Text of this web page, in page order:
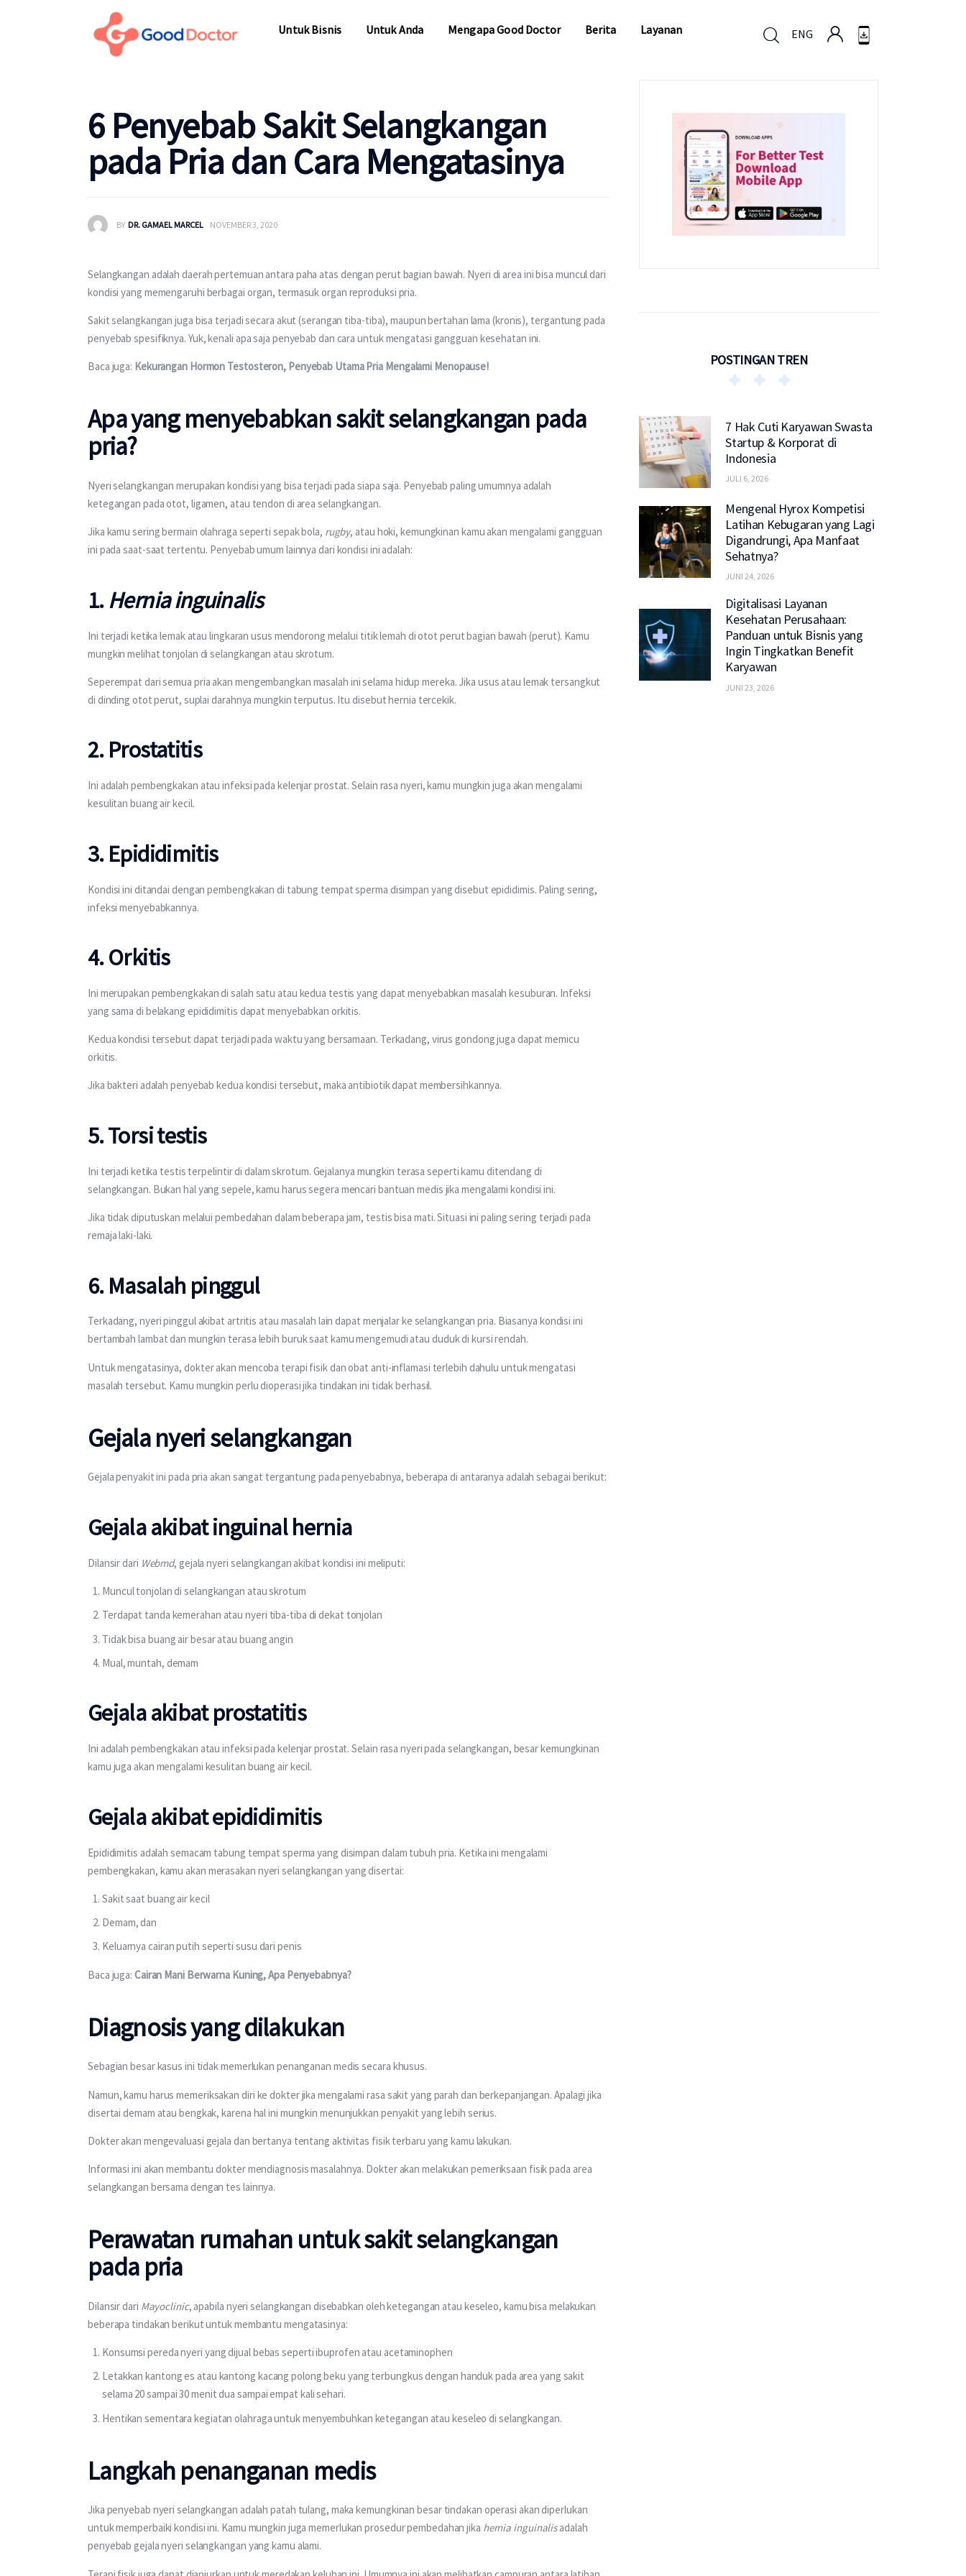
Untuk Bisnis Untuk Anda Mengapa Good Doctor Berita Layanan ENG
6 Penyebab Sakit Selangkangan
pada Pria dan Cara Mengatasinya
BY DR. GAMAEL MARCEL NOVEMBER 3, 2020
Selangkangan adalah daerah pertemuan antara paha atas dengan perut bagian bawah. Nyeri di area ini bisa muncul dari
kondisi yang memengaruhi berbagai organ, termasuk organ reproduksi pria.
Sakit selangkangan juga bisa terjadi secara akut (serangan tiba-tiba), maupun bertahan lama (kronis), tergantung pada
penyebab spesifiknya. Yuk, kenali apa saja penyebab dan cara untuk mengatasi gangguan kesehatan ini.
Baca juga: Kekurangan Hormon Testosteron, Penyebab Utama Pria Mengalami Menopause!
Apa yang menyebabkan sakit selangkangan pada
pria?
Nyeri selangkangan merupakan kondisi yang bisa terjadi pada siapa saja. Penyebab paling umumnya adalah
ketegangan pada otot, ligamen, atau tendon di area selangkangan.
Jika kamu sering bermain olahraga seperti sepak bola, rugby, atau hoki, kemungkinan kamu akan mengalami gangguan
ini pada saat-saat tertentu. Penyebab umum lainnya dari kondisi ini adalah:
1.Hernia inguinalis
Ini terjadi ketika lemak atau lingkaran usus mendorong melalui titik lemah di otot perut bagian bawah (perut). Kamu
mungkin melihat tonjolan di selangkangan atau skrotum.
Seperempat dari semua pria akan mengembangkan masalah ini selama hidup mereka. Jika usus atau lemak tersangkut
di dinding otot perut, suplai darahnya mungkin terputus. Itu disebut hernia tercekik.
2. Prostatitis
Ini adalah pembengkakan atau infeksi pada kelenjar prostat. Selain rasa nyeri, kamu mungkin juga akan mengalami
kesulitan buang air kecil.
3. Epididimitis
Kondisi ini ditandai dengan pembengkakan di tabung tempat sperma disimpan yang disebut epididimis. Paling sering,
infeksi menyebabkannya.
4. Orkitis
Ini merupakan pembengkakan di salah satu atau kedua testis yang dapat menyebabkan masalah kesuburan. Infeksi
yang sama di belakang epididimitis dapat menyebabkan orkitis.
Kedua kondisi tersebut dapat terjadi pada waktu yang bersamaan. Terkadang, virus gondong juga dapat memicu
orkitis.
Jika bakteri adalah penyebab kedua kondisi tersebut, maka antibiotik dapat membersihkannya.
5. Torsi testis
Ini terjadi ketika testis terpelintir di dalam skrotum. Gejalanya mungkin terasa seperti kamu ditendang di
selangkangan. Bukan hal yang sepele, kamu harus segera mencari bantuan medis jika mengalami kondisi ini.
Jika tidak diputuskan melalui pembedahan dalam beberapa jam, testis bisa mati. Situasi ini paling sering terjadi pada
remaja laki-laki.
6. Masalah pinggul
Terkadang, nyeri pinggul akibat artritis atau masalah lain dapat menjalar ke selangkangan pria. Biasanya kondisi ini
bertambah lambat dan mungkin terasa lebih buruk saat kamu mengemudi atau duduk di kursi rendah.
Untuk mengatasinya, dokter akan mencoba terapi fisik dan obat anti-inflamasi terlebih dahulu untuk mengatasi
masalah tersebut. Kamu mungkin perlu dioperasi jika tindakan ini tidak berhasil.
Gejala nyeri selangkangan
Gejala penyakit ini pada pria akan sangat tergantung pada penyebabnya, beberapa di antaranya adalah sebagai berikut:
Gejala akibat inguinal hernia
Dilansir dari Webmd, gejala nyeri selangkangan akibat kondisi ini meliputi:
Muncul tonjolan di selangkangan atau skrotum
Terdapat tanda kemerahan atau nyeri tiba-tiba di dekat tonjolan
Tidak bisa buang air besar atau buang angin
Mual, muntah, demam
Gejala akibat prostatitis
Ini adalah pembengkakan atau infeksi pada kelenjar prostat. Selain rasa nyeri pada selangkangan, besar kemungkinan
kamu juga akan mengalami kesulitan buang air kecil.
Gejala akibat epididimitis
Epididimitis adalah semacam tabung tempat sperma yang disimpan dalam tubuh pria. Ketika ini mengalami
pembengkakan, kamu akan merasakan nyeri selangkangan yang disertai:
Sakit saat buang air kecil
Demam, dan
Keluarnya cairan putih seperti susu dari penis
Baca juga: Cairan Mani Berwarna Kuning, Apa Penyebabnya?
Diagnosis yang dilakukan
Sebagian besar kasus ini tidak memerlukan penanganan medis secara khusus.
Namun, kamu harus memeriksakan diri ke dokter jika mengalami rasa sakit yang parah dan berkepanjangan. Apalagi jika
disertai demam atau bengkak, karena hal ini mungkin menunjukkan penyakit yang lebih serius.
Dokter akan mengevaluasi gejala dan bertanya tentang aktivitas fisik terbaru yang kamu lakukan.
Informasi ini akan membantu dokter mendiagnosis masalahnya. Dokter akan melakukan pemeriksaan fisik pada area
selangkangan bersama dengan tes lainnya.
Perawatan rumahan untuk sakit selangkangan
pada pria
Dilansir dari Mayoclinic, apabila nyeri selangkangan disebabkan oleh ketegangan atau keseleo, kamu bisa melakukan
beberapa tindakan berikut untuk membantu mengatasinya:
Konsumsi pereda nyeri yang dijual bebas seperti ibuprofen atau acetaminophen
Letakkan kantong es atau kantong kacang polong beku yang terbungkus dengan handuk pada area yang sakit
selama 20 sampai 30 menit dua sampai empat kali sehari.
Hentikan sementara kegiatan olahraga untuk menyembuhkan ketegangan atau keseleo di selangkangan.
Langkah penanganan medis
Jika penyebab nyeri selangkangan adalah patah tulang, maka kemungkinan besar tindakan operasi akan diperlukan
untuk memperbaiki kondisi ini. Kamu mungkin juga memerlukan prosedur pembedahan jika hernia inguinalis adalah
penyebab gejala nyeri selangkangan yang kamu alami.
POSTINGAN TREN
7 Hak Cuti Karyawan Swasta
Startup & Korporat di
Indonesia
JULI 6, 2026
Mengenal Hyrox Kompetisi
Latihan Kebugaran yang Lagi
Digandrungi, Apa Manfaat
Sehatnya?
JUNI 24, 2026
Digitalisasi Layanan
Kesehatan Perusahaan:
Panduan untuk Bisnis yang
Ingin Tingkatkan Benefit
Karyawan
JUNI 23, 2026